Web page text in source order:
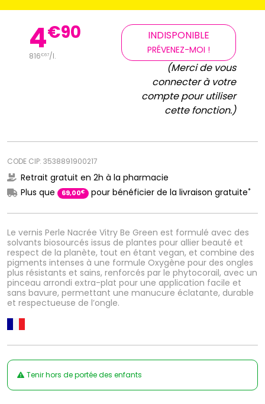
Le vernis Perle Nacrée Vitry Be Green est formulé avec des
solvants biosourcés issus de plantes pour allier beauté et
respect de la planète, tout en étant vegan, et combine des
pigments intenses à une formule Oxygène pour des ongles
plus résistants et sains, renforcés par le phytocorail, avec un
pinceau arrondi extra-plat pour une application facile et
sans bavure, permettant une manucure éclatante, durable
et respectueuse de l’ongle.
4€90
816€67/l.
INDISPONIBLE
PRÉVENEZ-MOI !
(Merci de vous
connecter à votre
compte pour utiliser
cette fonction.)
CODE CIP: 3538891900217
Retrait gratuit en 2h à la pharmacie
Plus que
69,00€ pour bénéficier de la livraison gratuite*
Tenir hors de portée des enfants